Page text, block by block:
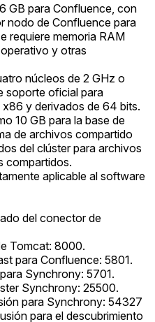
GB para Confluence, con
nodo de Confluence para
requiere memoria RAM
y otras
núcleos de 2 GHz o
soporte oficial para
y derivados de 64 bits.
10 GB para la base de
de archivos compartido
del clúster para archivos
compartidos.
aplicable al software
del conector de
Tomcat: 8000.
para Confluence: 5801.
Synchrony: 5701.
Synchrony: 25500.
para Synchrony: 54327
para el descubrimiento